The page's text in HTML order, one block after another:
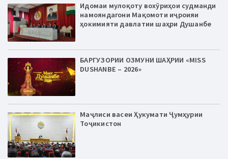
Идомаи мулоқоту вохӯриҳои судманди
намояндагони Мақомоти иҷроияи
ҳокимияти давлатии шаҳри Душанбе
БАРГУЗОРИИ ОЗМУНИ ШАҲРИИ «MISS
DUSHANBE – 2026»
Маҷлиси васеи Ҳукумати Ҷумҳурии
Тоҷикистон